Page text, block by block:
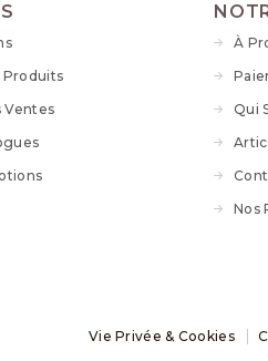
Produits
Ventes
À
Qui
Nos
Vie Privée & Cookies